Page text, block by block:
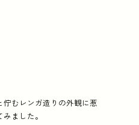
むレンガ造りの外観に惹
ました。